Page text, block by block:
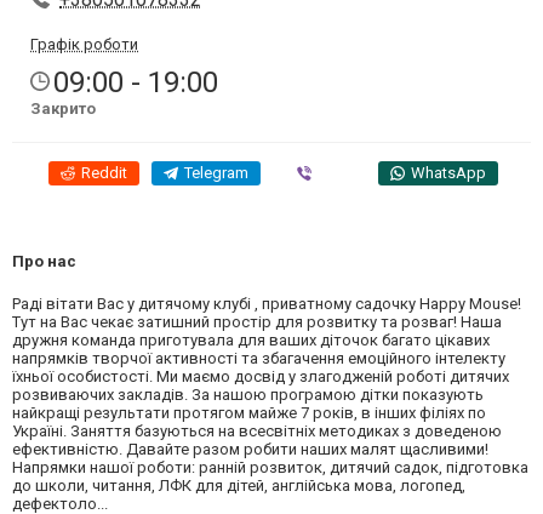
Графік роботи
09:00 - 19:00
Закрито
Reddit Telegram WhatsApp
Про нас
Раді вітати Вас у дитячому клубі , приватному садочку Happy Mouse!
Тут на Вас чекає затишний простір для розвитку та розваг! Наша
дружня команда приготувала для ваших діточок багато цікавих
напрямків творчої активності та збагачення емоційного інтелекту
їхньої особистості. Ми маємо досвід у злагодженій роботі дитячих
розвиваючих закладів. За нашою програмою дітки показують
найкращі результати протягом майже 7 років, в інших філіях по
Україні. Заняття базуються на всесвітніх методиках з доведеною
ефективністю. Давайте разом робити наших малят щасливими!
Напрямки нашої роботи: ранній розвиток, дитячий садок, підготовка
до школи, читання, ЛФК для дітей, англійська мова, логопед,
дефектоло...